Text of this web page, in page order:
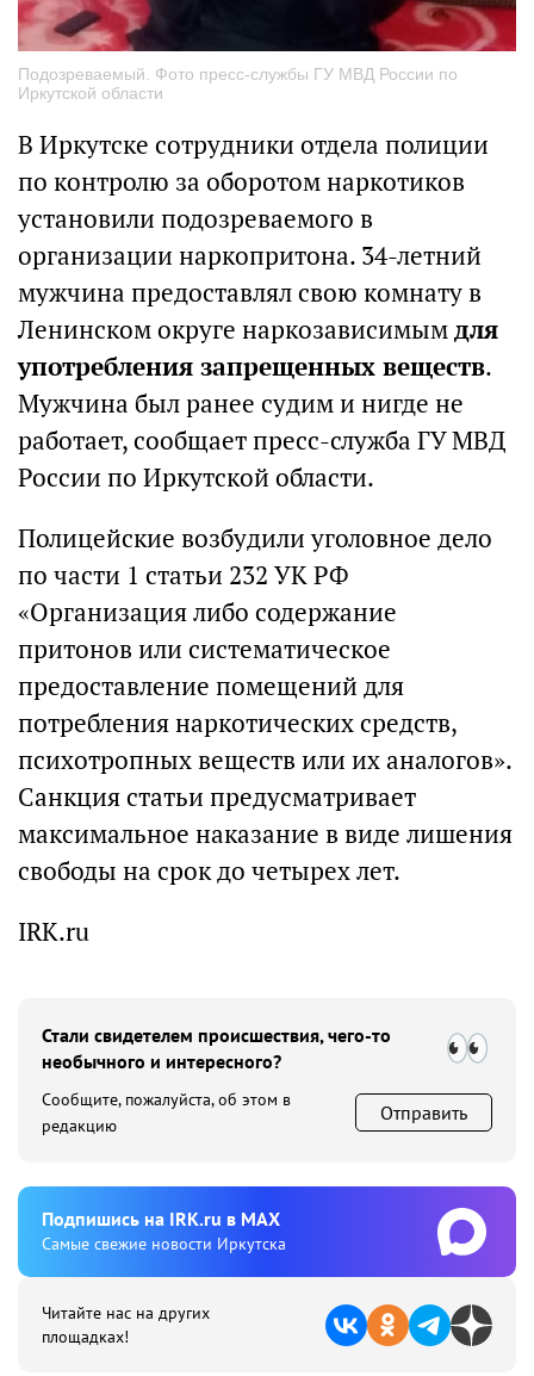
Подозреваемый. Фото пресс-службы ГУ МВД России по
Иркутской области
В Иркутске сотрудники отдела полиции
по контролю за оборотом наркотиков
установили подозреваемого в
организации наркопритона. 34-летний
мужчина предоставлял свою комнату в
Ленинском округе наркозависимымдля
употребления запрещенных веществ.
Мужчина был ранее судим и нигде не
работает, сообщает пресс-служба ГУ МВД
России по Иркутской области.
Полицейские возбудили уголовное дело
по части 1 статьи 232 УК РФ
«Организация либо содержание
притонов или систематическое
предоставление помещений для
потребления наркотических средств,
психотропных веществ или их аналогов».
Санкция статьи предусматривает
максимальное наказание в виде лишения
свободы на срок до четырех лет.
IRK.ru
Стали свидетелем происшествия, чего-то
необычного и интересного?
Сообщите, пожалуйста, об этом в
редакцию
Отправить
Подпишиcь на IRK.ru в MAX
Cамые свежие новости Иркутска
Читайте нас на других
площадках!